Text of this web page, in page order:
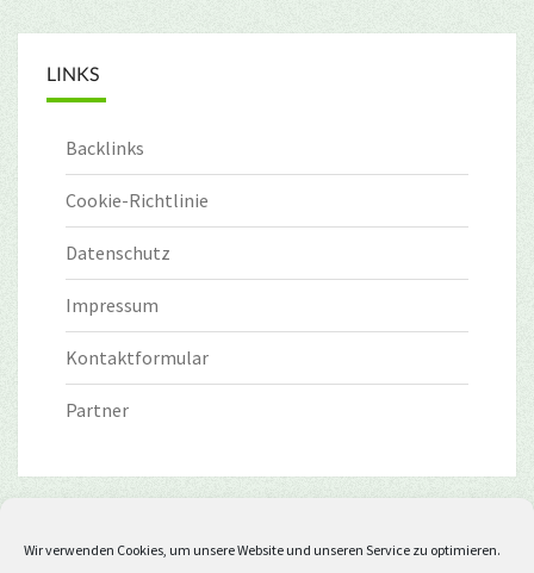
Wir verwenden Cookies, um unsere Website und unseren Service zu optimieren.
LINKS
Backlinks
Cookie-Richtlinie
Datenschutz
Impressum
Kontaktformular
Partner